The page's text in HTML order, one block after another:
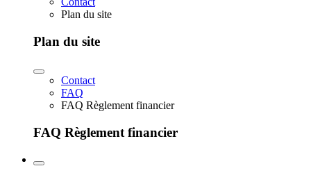
Plan du site
Plan du site
Contact
FAQ
FAQ Règlement financier
FAQ Règlement financier